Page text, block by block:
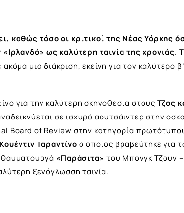
καθώς τόσο οι κριτικοί της Νέας Υόρκης
«Ιρλανδό» ως καλύτερη ταινία της χρονιάς.
μια διάκριση, εκείνη για τον καλύτερο β’
για την καλύτερη σκηνοθεσία στους Τζος
σε ισχυρό αουτσάιντερ στην
Board of Review στην κατηγορία
Ταραντίνο ο οποίος βραβεύτηκε για
«Παράσιτα» του Μπονγκ Τζουν –
ξενόγλωσση ταινία.